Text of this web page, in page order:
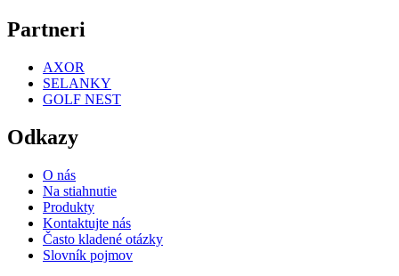
Partneri
AXOR
SELANKY
GOLF NEST
Odkazy
O nás
Na stiahnutie
Produkty
Kontaktujte nás
Často kladené otázky
Slovník pojmov